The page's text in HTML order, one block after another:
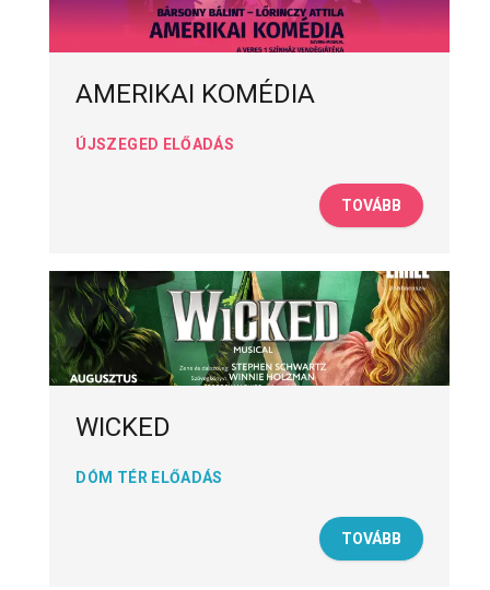
AMERIKAI KOMÉDIA
ÚJSZEGED ELŐADÁS
TOVÁBB
WICKED
DÓM TÉR ELŐADÁS
TOVÁBB